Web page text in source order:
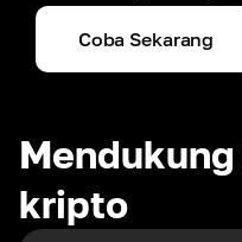
Coba Sekarang
kripto